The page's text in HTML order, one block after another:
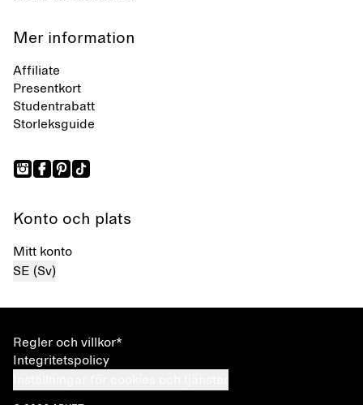
Mer information
Affiliate
Presentkort
Studentrabatt
Storleksguide
Konto och plats
Mitt konto
SE (Sv)
Regler och villkor*
Integritetspolicy